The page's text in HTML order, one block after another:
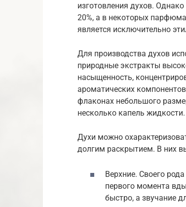
изготовления духов.
20%, а в некоторых
является исключительно
Для производства духов
природные экстракты
насыщенность,
ароматических
флаконах небольшого
несколько капель жидкости.
Духи можно
долгим раскрытием. В них
Верхние. Своего
первого момента
быстро, а звучание